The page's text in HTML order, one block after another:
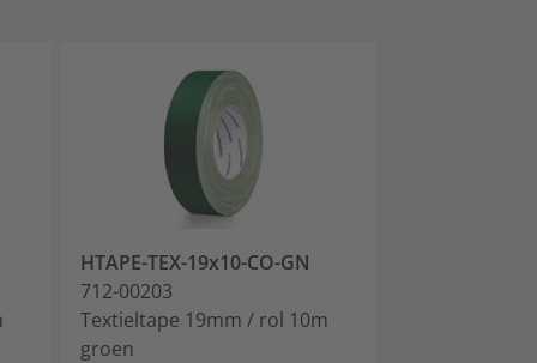
HTAPE-TEX-19x10-CO-GN
712-00203
Textieltape 19mm / rol 10m
groen